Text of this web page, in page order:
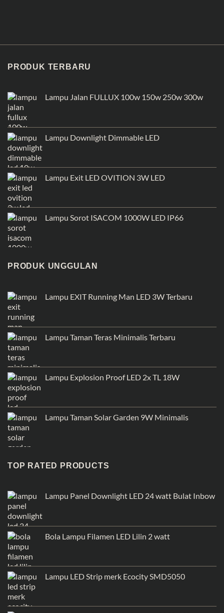
PRODUK TERBARU
Lampu Jalan FULLUX 100w 150w 250w 300w
Lampu Downlight Dimmable LED
Lampu Exit LED OVITION 3W LED
Lampu Sorot ISACOM 1000W LED IP66
PRODUK UNGGULAN
Lampu EXIT Running Man LED 3W Terbaru
Lampu Taman Teras Minimalis Terbaru
Lampu Explosion Proof LED 2x TL 18W
Lampu Taman Solar Garden 9W Minimalis
TOP RATED PRODUCTS
Lampu Panel Downlight LED 24 watt Bulat Inbow
Bola Lampu Filamen LED Lilin 2 watt
Lampu LED Strip merk Ecocity SMD5050